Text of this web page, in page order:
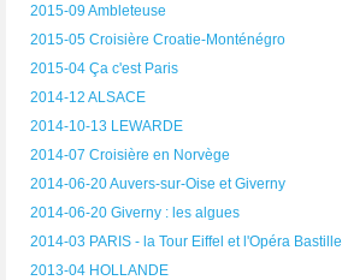
2015-09 Ambleteuse
2015-05 Croisière Croatie-Monténégro
2015-04 Ça c'est Paris
2014-12 ALSACE
2014-10-13 LEWARDE
2014-07 Croisière en Norvège
2014-06-20 Auvers-sur-Oise et Giverny
2014-06-20 Giverny : les algues
2014-03 PARIS - la Tour Eiffel et l'Opéra Bastille
2013-04 HOLLANDE